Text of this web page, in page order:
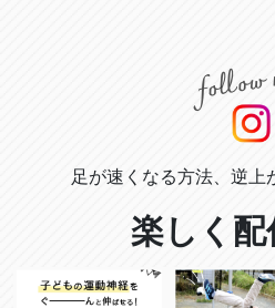
足が速くなる方法、逆
楽しく配